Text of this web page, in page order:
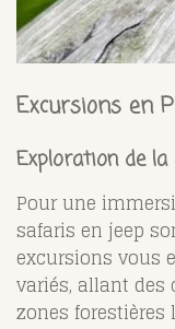
Excursions en
Exploration de
Pour une
safaris en jeep
excursions vous
variés, allant des
zones forestières